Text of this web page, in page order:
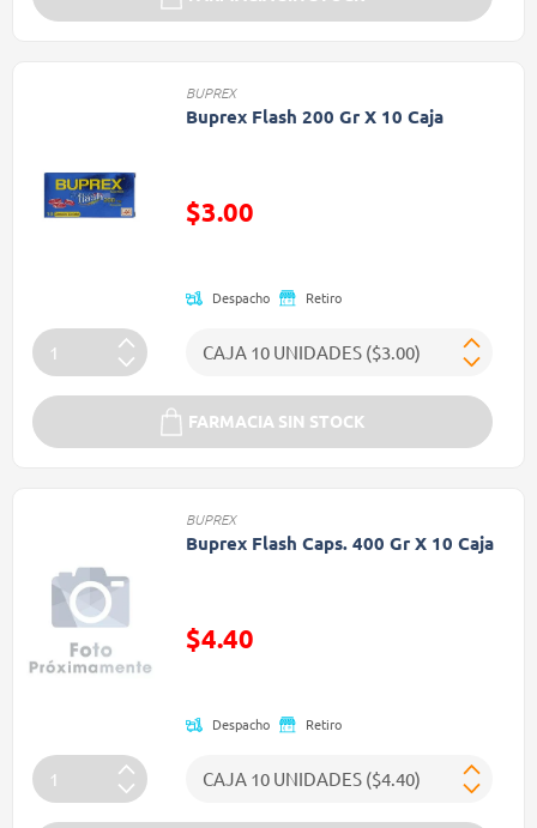
BUPREX
Buprex Flash 200 Gr X 10 Caja
Precio reducido de
$3.00
Despacho Retiro
FARMACIA SIN STOCK
BUPREX
Buprex Flash Caps. 400 Gr X 10 Caja
Precio reducido de
$4.40
Despacho Retiro